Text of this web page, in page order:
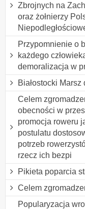
Zbrojnych na
oraz żołnierzy
Przypomnienie o
każdego
demoralizacja w
Białostocki
Celem
obecności w
promocja roweru
postulatu
potrzeb
rzecz ich bezpi
Pikieta poparcia
Celem
Popularyzacja